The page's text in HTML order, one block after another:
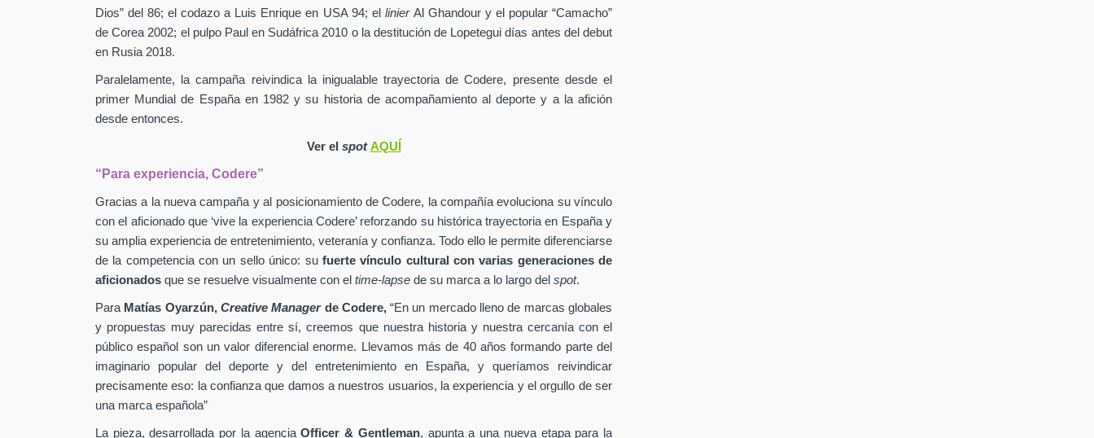
Dios” del 86; el codazo a Luis Enrique en USA 94; el linier Al Ghandour y el popular “Camacho”
de Corea 2002; el pulpo Paul en Sudáfrica 2010 o la destitución de Lopetegui días antes del debut
en Rusia 2018.
Paralelamente, la campaña reivindica la inigualable trayectoria de Codere, presente desde el
primer Mundial de España en 1982 y su historia de acompañamiento al deporte y a la afición
desde entonces.
Ver el spotAQUÍ
“Para experiencia, Codere”
Gracias a la nueva campaña y al posicionamiento de Codere, la compañía evoluciona su vínculo
con el aficionado que ‘vive la experiencia Codere’ reforzando su histórica trayectoria en España y
su amplia experiencia de entretenimiento, veteranía y confianza. Todo ello le permite diferenciarse
de la competencia con un sello único: su fuerte vínculo cultural con varias generaciones de
aficionados que se resuelve visualmente con el time-lapse de su marca a lo largo del spot.
Para Matías Oyarzún, Creative Managerde Codere,“En un mercado lleno de marcas globales
y propuestas muy parecidas entre sí, creemos que nuestra historia y nuestra cercanía con el
público español son un valor diferencial enorme. Llevamos más de 40 años formando parte del
imaginario popular del deporte y del entretenimiento en España, y queríamos reivindicar
precisamente eso: la confianza que damos a nuestros usuarios, la experiencia y el orgullo de ser
una marca española”
La pieza, desarrollada por la agenciaOfficer & Gentleman, apunta a una nueva etapa para la